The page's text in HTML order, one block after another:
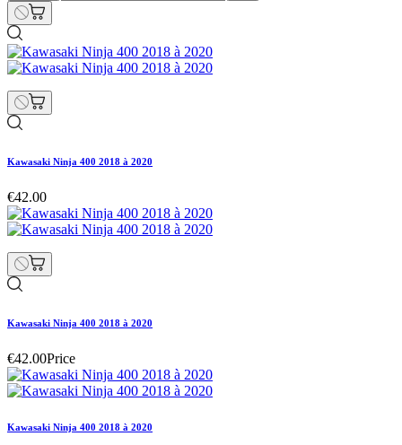
Kawasaki Ninja 400 2018 à 2020
€42.00
Kawasaki Ninja 400 2018 à 2020
€42.00Price
Kawasaki Ninja 400 2018 à 2020